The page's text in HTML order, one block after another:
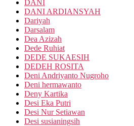
DANI
DANI ARDIANSYAH
Dariyah
Darsalam
Dea Azizah
Dede Ruhiat
DEDE SUKAESIH
DEDEH ROSITA
Deni Andriyanto Nugroho
Deni hermawanto
Deny Kartika
Desi Eka Putri
Desi Nur Setiawan
Desi susianingsih